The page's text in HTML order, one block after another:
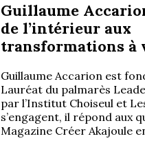
Guillaume
de l’intérieur aux
transformations à
Guillaume Accarion est
Lauréat du palmarès
par l’Institut Choiseul et
s’engagent, il répond aux
Magazine Créer Akajoule